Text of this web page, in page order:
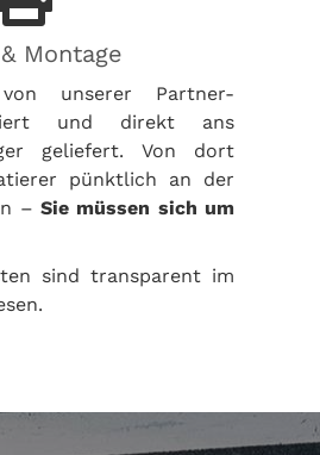
Montage
unserer Partner-
und direkt ans
geliefert. Von dort
pünktlich an der
– Sie müssen sich um
sind transparent im